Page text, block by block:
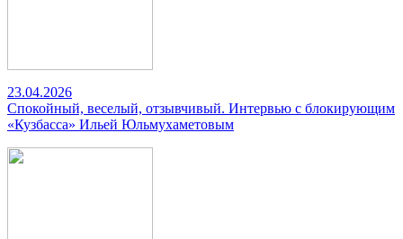
23.04.2026
Спокойный, веселый, отзывчивый. Интервью с блокирующим
«Кузбасса» Ильей Юльмухаметовым